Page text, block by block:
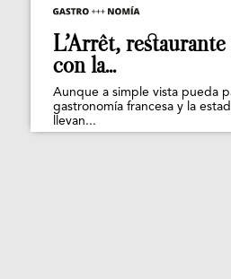
L’Arrêt,
con la...
Aunque a simple vista pueda
gastronomía francesa y la
llevan...